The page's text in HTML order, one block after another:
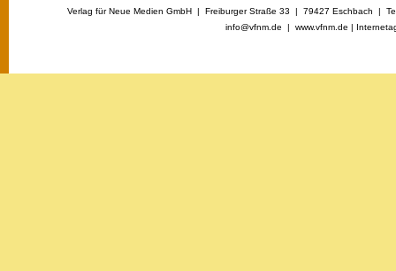
Verlag für Neue Medien GmbH | Freiburger Straße 33 | 79427 Eschbach |
info@vfnm.de | www.vfnm.de |